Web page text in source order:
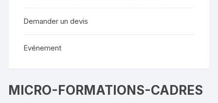
MICRO-FORMATIONS-CADRES
Demander un devis
Evénement